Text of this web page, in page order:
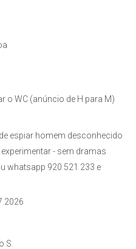
o WC (anúncio de H para M)
espiar homem desconhecido
- sem dramas
whatsapp 920 521 233 e
S.